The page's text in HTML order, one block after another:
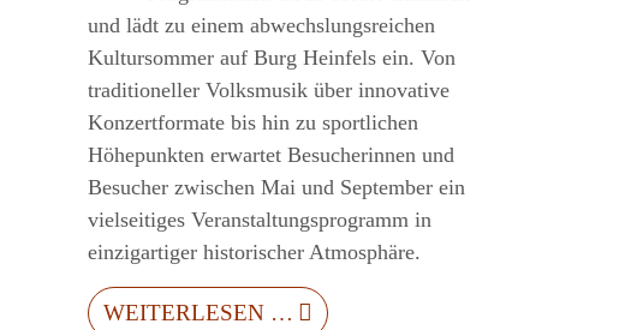
und lädt zu einem abwechslungsreichen
Kultursommer auf Burg Heinfels ein. Von
traditioneller Volksmusik über innovative
Konzertformate bis hin zu sportlichen
Höhepunkten erwartet Besucherinnen und
Besucher zwischen Mai und September ein
vielseitiges Veranstaltungsprogramm in
einzigartiger historischer Atmosphäre.
WEITERLESEN …